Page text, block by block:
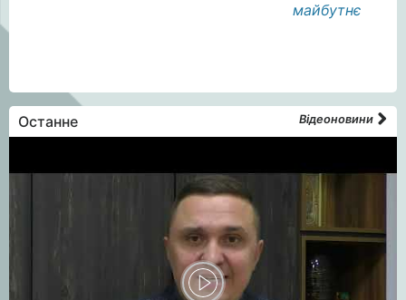
майбутнє
Останне Відеоновини